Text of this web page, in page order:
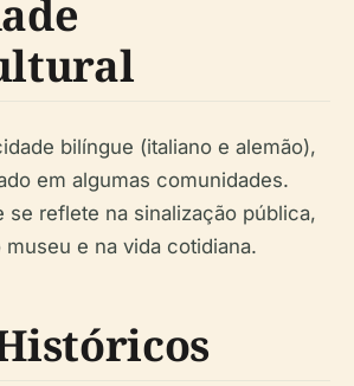
bilíngue (italiano e alemão),
em algumas comunidades.
se reflete na sinalização pública,
e na vida cotidiana.